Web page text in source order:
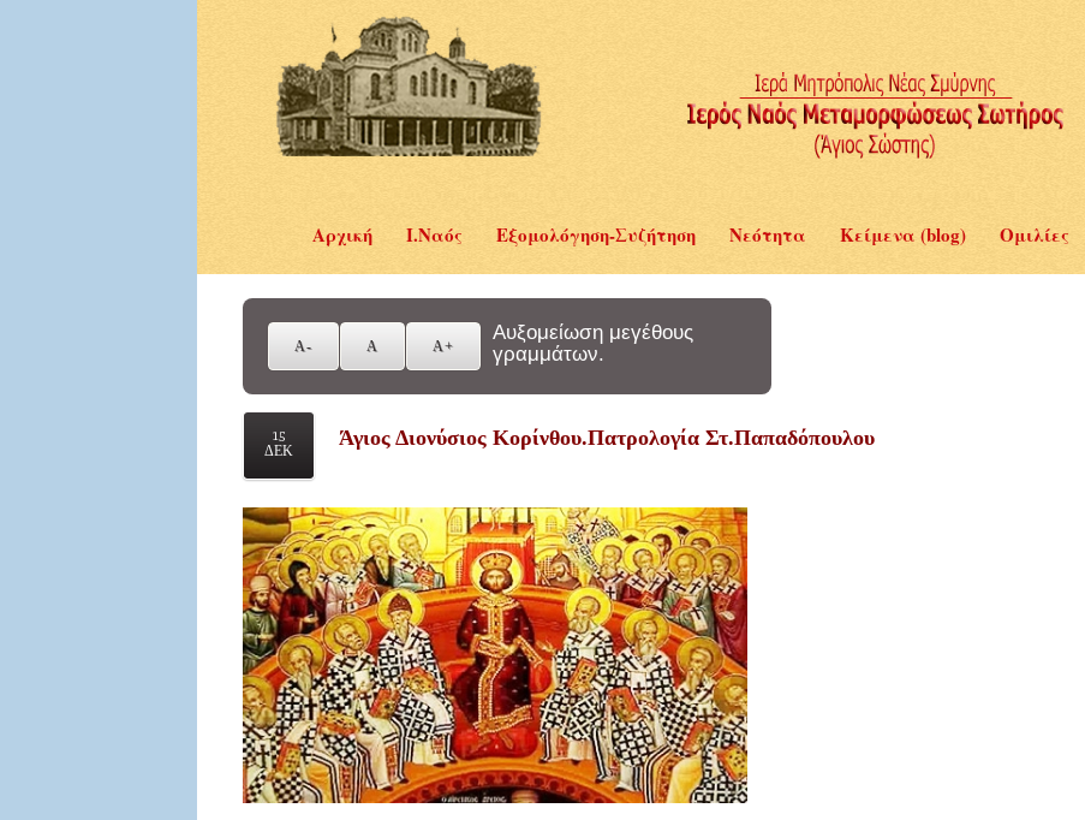
Αρχική Ι.Ναός Εξομολόγηση-Συζήτηση Νεότητα Κείμενα (blog) Ομιλίες
Αυξομείωση μεγέθους
γραμμάτων.
15
ΔΕΚ
Άγιος Διονύσιος Κορίνθου.Πατρολογία Στ.Παπαδόπουλου